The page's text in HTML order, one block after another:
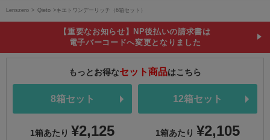
Lenszero Qieto キエトワンデーリッチ（6箱セット）
【重要なお知らせ】NP後払いの請求書は
電子バーコードへ変更となりました
もっとお得なセット商品はこちら
8箱セット
1箱あたり ¥2,125
12箱セット
1箱あたり ¥2,105